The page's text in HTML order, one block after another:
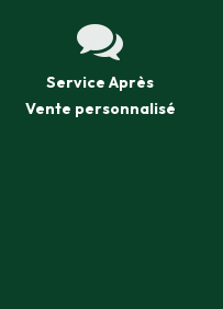
Service Après
Vente personnalisé